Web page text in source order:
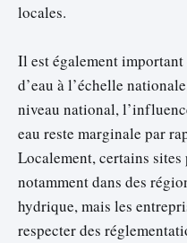
locales.
Il est également
d’eau à l’échelle
niveau national,
eau reste marginale par
Localement, certains
notamment dans des
hydrique, mais les
respecter des